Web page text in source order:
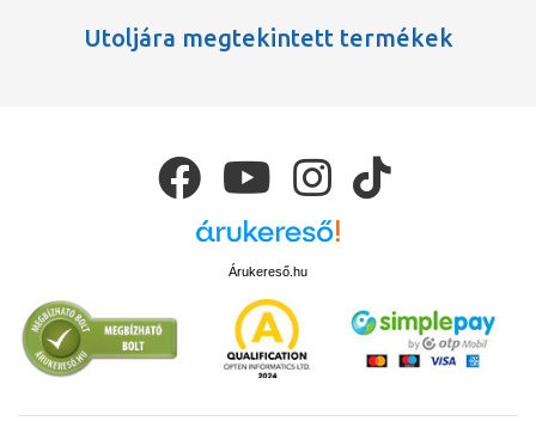
Utoljára megtekintett termékek
Árukereső.hu